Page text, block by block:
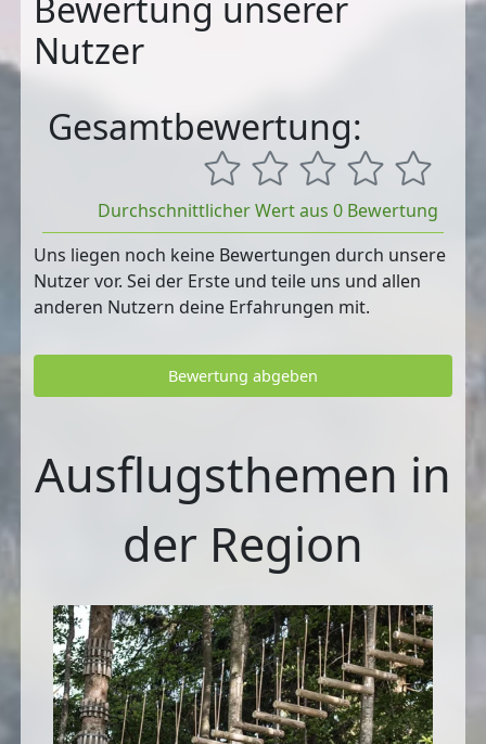
Bewertung unserer
Nutzer
Gesamtbewertung:
Durchschnittlicher Wert aus 0 Bewertung
Uns liegen noch keine Bewertungen durch unsere
Nutzer vor. Sei der Erste und teile uns und allen
anderen Nutzern deine Erfahrungen mit.
Bewertung abgeben
Ausflugsthemen in
der Region